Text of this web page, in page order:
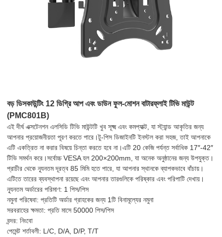
বড় ডিসকাউন্টিং 12 ডিগ্রি আপ এবং ডাউন ফুল-মোশন বাটারফ্লাই টিভি মাউন্ট
(PMC801B)
এই দীর্ঘ এক্সটেনশন এলসিডি টিভি মাউন্টটি খুব সূক্ষ্ম এবং কমপ্যাক্ট, যা স্ট্যান্ড আকৃতির জন্য
আপনার প্রয়োজনীয়তা পূরণ করতে পারে।টু-পিস ডিজাইনটি ইনস্টল করা সহজ, তাই আপনাকে
এটি একত্রিত না করার বিষয়ে চিন্তা করতে হবে না।এটি 20 কেজি পর্যন্ত সর্বাধিক 17″-42″
টিভি সমর্থন করে।সর্বোচ্চ VESA হল 200×200mm, যা অনেক অনুষ্ঠানের জন্য উপযুক্ত।
প্রাচীর থেকে ন্যূনতম দূরত্ব 85 মিমি হতে পারে, যা আপনার স্থানকে ব্যাপকভাবে বাঁচায়।
এটিতে তারের ব্যবস্থাপনা রয়েছে এবং আপনার তারগুলিকে পরিষ্কার এবং পরিপাটি দেখায়।
ন্যূনতম অর্ডারের পরিমাণ: 1 পিস/পিস
নমুনা পরিষেবা: প্রতিটি অর্ডার গ্রাহকের জন্য 1টি বিনামূল্যের নমুনা
সরবরাহের ক্ষমতা: প্রতি মাসে 50000 পিস/পিস
বন্দর: নিংবো
পেমেন্ট শর্তাবলী: L/C, D/A, D/P, T/T